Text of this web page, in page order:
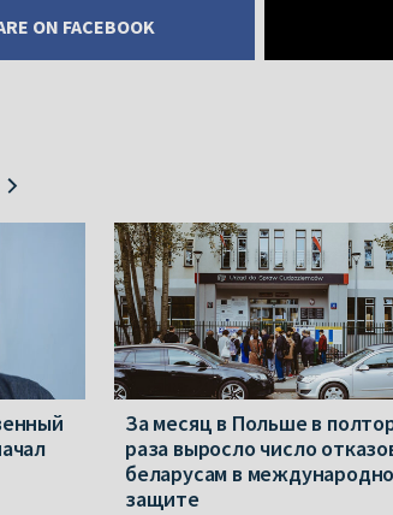
ON FACEBOOK
За месяц в Польше в
раза выросло число
беларусам в
защите